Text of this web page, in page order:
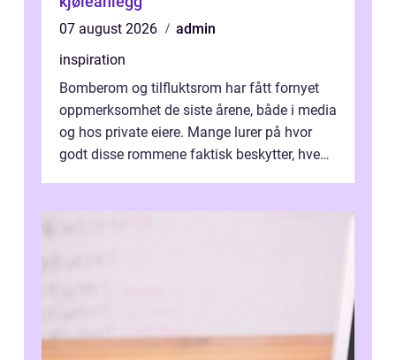
07 august 2026
admin
inspiration
Bomberom og tilfluktsrom har fått fornyet
oppmerksomhet de siste årene, både i media
og hos private eiere. Mange lurer på hvor
godt disse rommene faktisk beskytter, hvem